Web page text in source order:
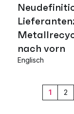
nach vorn
Englisch
1 2